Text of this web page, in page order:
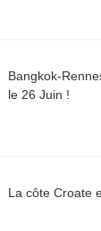
Bangkok-
le 26 Juin !
La côte Croate